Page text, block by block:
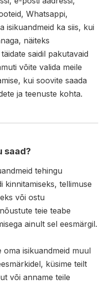
Whatsappi,
isikuandmeid ka siis, kui
näiteks
saidil pakutavaid
võite valida meile
kui soovite saada
ja teenuste kohta.
saad?
tehingu
kinnitamiseks, tellimuse
või ostu
teie teabe
ainult sel eesmärgil.
oma isikuandmeid muul
küsime teilt
või anname teile